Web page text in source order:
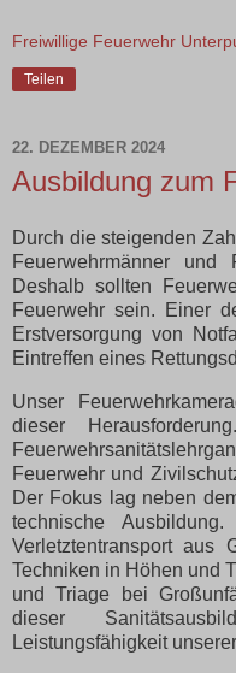
Freiwillige Feuerwehr
Teilen
22. DEZEMBER 2024
Ausbildung zum
Durch die steigenden
Feuerwehrmänner und
Deshalb sollten
Feuerwehr sein. Einer
Erstversorgung von
Eintreffen eines
Unser
dieser
Feuerwehr und
Der Fokus lag neben
technische
Verletztentransport aus
Techniken in Höhen und
und Triage bei
dieser
Leistungsfähigkeit